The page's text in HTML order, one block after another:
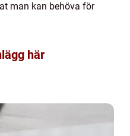
man kan behöva för
här